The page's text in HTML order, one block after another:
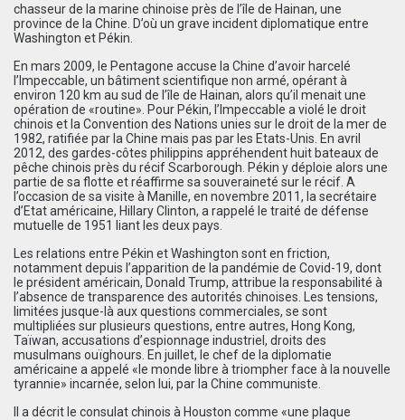
chasseur de la marine chinoise près de l’île de Hainan, une
province de la Chine. D’où un grave incident diplomatique entre
Washington et Pékin.
En mars 2009, le Pentagone accuse la Chine d’avoir harcelé
l’Impeccable, un bâtiment scientifique non armé, opérant à
environ 120 km au sud de l’île de Hainan, alors qu’il menait une
opération de «routine». Pour Pékin, l’Impeccable a violé le droit
chinois et la Convention des Nations unies sur le droit de la mer de
1982, ratifiée par la Chine mais pas par les Etats-Unis. En avril
2012, des gardes-côtes philippins appréhendent huit bateaux de
pêche chinois près du récif Scarborough. Pékin y déploie alors une
partie de sa flotte et réaffirme sa souveraineté sur le récif. A
l’occasion de sa visite à Manille, en novembre 2011, la secrétaire
d’Etat américaine, Hillary Clinton, a rappelé le traité de défense
mutuelle de 1951 liant les deux pays.
Les relations entre Pékin et Washington sont en friction,
notamment depuis l’apparition de la pandémie de Covid-19, dont
le président américain, Donald Trump, attribue la responsabilité à
l’absence de transparence des autorités chinoises. Les tensions,
limitées jusque-là aux questions commerciales, se sont
multipliées sur plusieurs questions, entre autres, Hong Kong,
Taïwan, accusations d’espionnage industriel, droits des
musulmans ouïghours. En juillet, le chef de la diplomatie
américaine a appelé «le monde libre à triompher face à la nouvelle
tyrannie» incarnée, selon lui, par la Chine communiste.
Il a décrit le consulat chinois à Houston comme «une plaque